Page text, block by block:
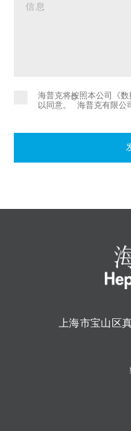
海普克将按照本公司《
以同意。
©
海普克有限公
上海市宝山区